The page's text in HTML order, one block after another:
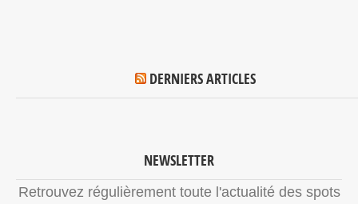
DERNIERS ARTICLES
NEWSLETTER
Retrouvez régulièrement toute l'actualité des spots